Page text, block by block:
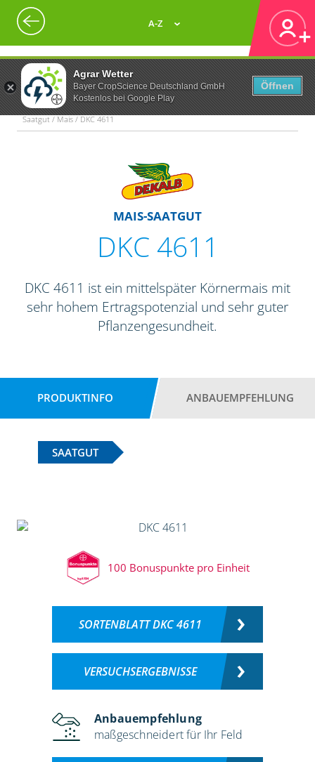
Agrar Wetter
Bayer CropScience Deutschland GmbH
Kostenlos bei Google Play
Öffnen
A-Z
Saatgut / Mais / DKC 4611
MAIS-SAATGUT
DKC 4611
DKC 4611 ist ein mittelspäter Körnermais mit
sehr hohem Ertragspotenzial und sehr guter
Pflanzengesundheit.
PRODUKTINFO ANBAUEMPFEHLUNG
SAATGUT
100 Bonuspunkte pro Einheit
SORTENBLATT DKC 4611
VERSUCHSERGEBNISSE
Anbauempfehlung
maßgeschneidert für Ihr Feld